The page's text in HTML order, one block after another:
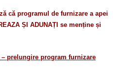
că programul de furnizare a apei
ȘI ADUNAȚI se menține și
prelungire program furnizare